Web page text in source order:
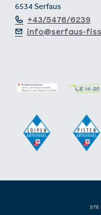
6534 Serfaus
+43/5476/6239
info@serfaus-